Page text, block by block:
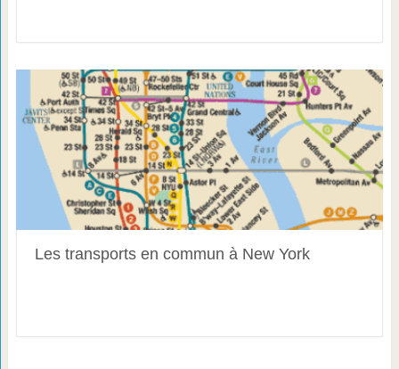
Les transports en commun à New York